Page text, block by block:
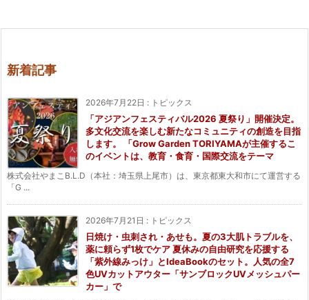
新着記事
2026年7月22日 : トピックス
「アジアンフェスティバル2026 夏祭り」開催決定。
多文化交流を楽しむ新たなコミュニティの創造を目指
します。 「Grow Garden TORIYAMAが主催するこ
のイベントは、教育・食育・国際交流をテーマ
株式会社やまこB.L.D（本社：埼玉県上尾市）は、東京都東大和市にて運営する
「G ...
2026年7月21日 : トピックス
日焼け・虫刺され・あせも。夏の3大肌トラブルを、
薬に頼らず1枚でケア 夏休みの自由研究を応援する
「紫外線みっけ」とIdeaBookのセット。人気の全7
色UVカットアウター「サンブロックUVメッシュパー
カー」で